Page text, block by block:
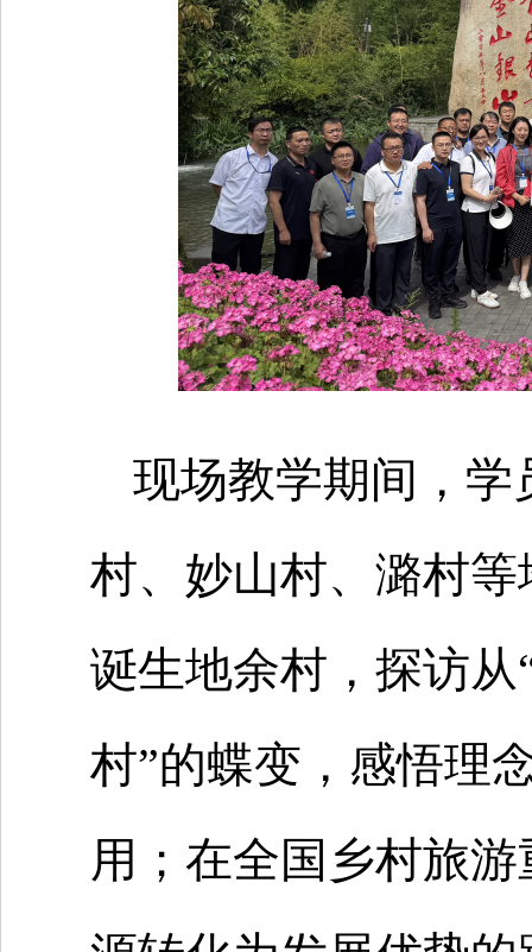
现场教学期间，学
村、妙山村、潞村
诞生地余村，探访从
村”的蝶变，感悟理
用；在全国乡村旅